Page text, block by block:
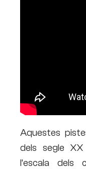
Aquestes
dels segle
l’escala